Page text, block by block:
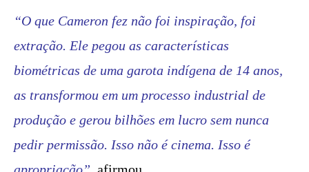
“O que Cameron fez não foi inspiração, foi
extração. Ele pegou as características
biométricas de uma garota indígena de 14 anos,
as transformou em um processo industrial de
produção e gerou bilhões em lucro sem nunca
pedir permissão. Isso não é cinema. Isso é